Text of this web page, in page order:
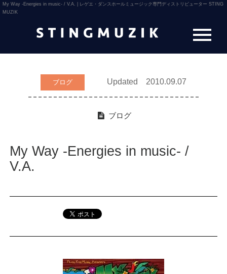
My Way -Energies in music- / V.A. | レゲエ・ダンスホールミュージック専門ディストリビューター STING
MUZIK
ブログ Updated 2010.09.07
ブログ
My Way -Energies in music- /
V.A.